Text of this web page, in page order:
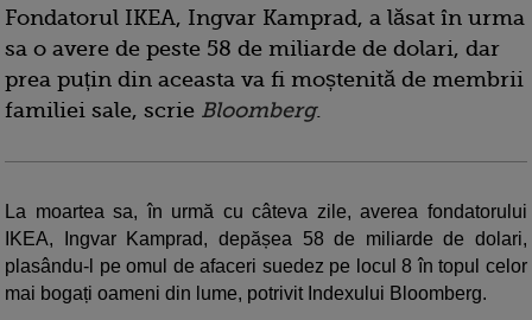
Fondatorul IKEA, Ingvar Kamprad, a lăsat în urma
sa o avere de peste 58 de miliarde de dolari, dar
prea puțin din aceasta va fi moștenită de membrii
familiei sale, scrie Bloomberg.
La moartea sa, în urmă cu câteva zile, averea fondatorului
IKEA, Ingvar Kamprad, depășea 58 de miliarde de dolari,
plasându-l pe omul de afaceri suedez pe locul 8 în topul celor
mai bogați oameni din lume, potrivit Indexului Bloomberg.